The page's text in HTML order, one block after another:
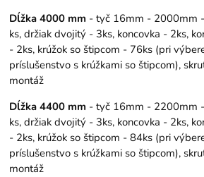
Dĺžka 4000 mm - tyč 16mm - 2000mm
ks, držiak dvojitý - 3ks, koncovka - 2ks,
- 2ks, krúžok so štipcom - 76ks (pri
príslušenstvo s krúžkami so štipcom),
montáž
Dĺžka 4400 mm - tyč 16mm - 2200mm
ks, držiak dvojitý - 3ks, koncovka - 2ks,
- 2ks, krúžok so štipcom - 84ks (pri
príslušenstvo s krúžkami so štipcom),
montáž